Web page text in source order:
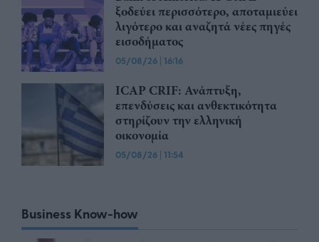
ξoδεύει περισσότερο, αποταμιεύει
λιγότερο και αναζητά νέες πηγές
εισοδήματος
05/08/26 | 16:16
ICAP CRIF: Ανάπτυξη,
επενδύσεις και ανθεκτικότητα
στηρίζουν την ελληνική
οικονομία
05/08/26 | 11:54
Business Know-how